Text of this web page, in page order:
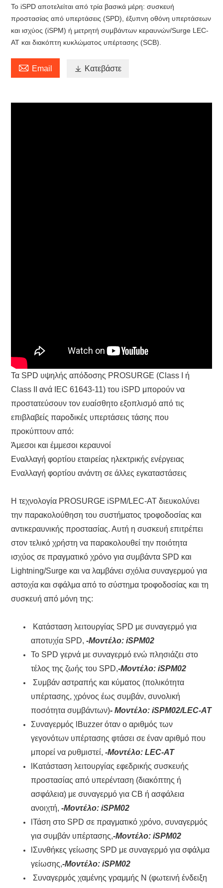
Το iSPD αποτελείται από τρία βασικά μέρη: συσκευή
προστασίας από υπερτάσεις (SPD), έξυπνη οθόνη υπερτάσεων
και ισχύος (iSPM) ή μετρητή συμβάντων κεραυνών/Surge LEC-
AT και διακόπτη κυκλώματος υπέρτασης (SCB).
 Email  Κατεβάστε
Τα SPD υψηλής απόδοσης PROSURGE (Class I ή
Class II ανά IEC 61643-11) του iSPD μπορούν να
προστατεύσουν τον ευαίσθητο εξοπλισμό από τις
επιβλαβείς παροδικές υπερτάσεις τάσης που
προκύπτουν από:
Άμεσοι και έμμεσοι κεραυνοί
Εναλλαγή φορτίου εταιρείας ηλεκτρικής ενέργειας
Εναλλαγή φορτίου ανάντη σε άλλες εγκαταστάσεις
Η τεχνολογία PROSURGE iSPM/LEC-AT διευκολύνει
την παρακολούθηση του συστήματος τροφοδοσίας και
αντικεραυνικής προστασίας. Αυτή η συσκευή επιτρέπει
στον τελικό χρήστη να παρακολουθεί την ποιότητα
ισχύος σε πραγματικό χρόνο για συμβάντα SPD και
Lightning/Surge και να λαμβάνει σχόλια συναγερμού για
αστοχία και σφάλμα από το σύστημα τροφοδοσίας και τη
συσκευή από μόνη της:
Κατάσταση λειτουργίας SPD με συναγερμό για
αποτυχία SPD, -Μοντέλο: iSPM02
Το SPD γερνά με συναγερμό ενώ πλησιάζει στο
τέλος της ζωής του SPD,-Μοντέλο: iSPM02
Συμβάν αστραπής και κύματος (πολικότητα
υπέρτασης, χρόνος έως συμβάν, συνολική
ποσότητα συμβάντων)- Μοντέλο: iSPM02/LEC-AT
Συναγερμός lBuzzer όταν ο αριθμός των
γεγονότων υπέρτασης φτάσει σε έναν αριθμό που
μπορεί να ρυθμιστεί, -Μοντέλο: LEC-AT
lΚατάσταση λειτουργίας εφεδρικής συσκευής
προστασίας από υπερένταση (διακόπτης ή
ασφάλεια) με συναγερμό για CB ή ασφάλεια
ανοιχτή, -Μοντέλο: iSPM02
lΤάση στο SPD σε πραγματικό χρόνο, συναγερμός
για συμβάν υπέρτασης,-Μοντέλο: iSPM02
lΣυνθήκες γείωσης SPD με συναγερμό για σφάλμα
γείωσης,-Μοντέλο: iSPM02
Συναγερμός χαμένης γραμμής N (φωτεινή ένδειξη